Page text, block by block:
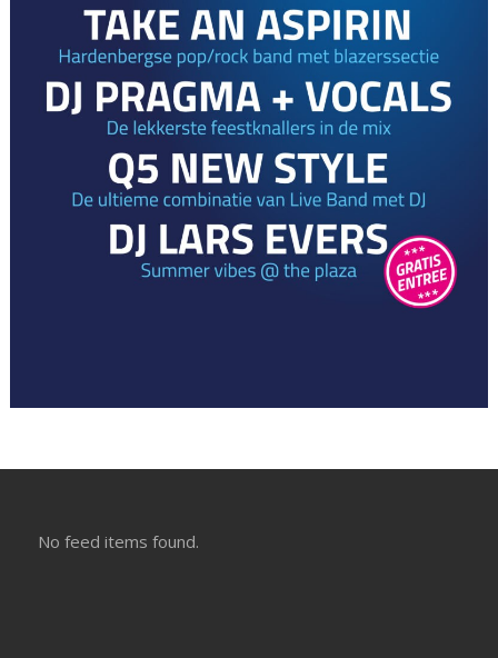
No feed items found.